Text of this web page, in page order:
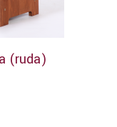
(ruda)